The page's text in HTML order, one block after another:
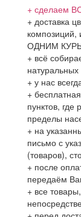
+ сделаем
+ доставка
композиций,
ОДНИМ
+ всё
натуральных
+ у нас
+
пунктов,
пределы
+ на
письмо с
(товаров),
+ после
передаём
+ все